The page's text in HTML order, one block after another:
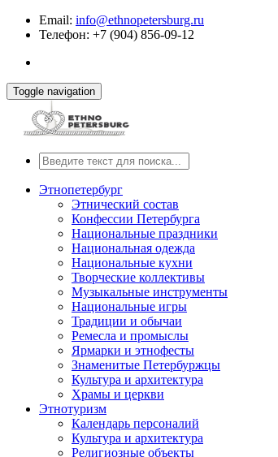
Email: info@ethnopetersburg.ru
Телефон: +7 (904) 856-09-12
Toggle navigation
Этнопетербург
Этнический состав
Конфессии Петербурга
Национальные праздники
Национальная одежда
Национальные кухни
Творческие коллективы
Музыкальные инструменты
Национальные игры
Традиции и обычаи
Ремесла и промыслы
Ярмарки и этнофесты
Знаменитые Петербуржцы
Культура и архитектура
Храмы и церкви
Этнотуризм
Календарь персоналий
Культура и архитектура
Религиозные объекты